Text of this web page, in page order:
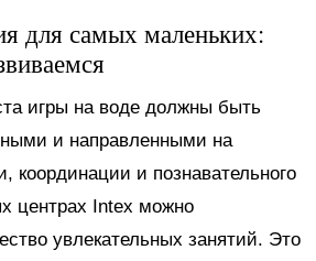
для самых маленьких:
игры на воде должны быть
и направленными на
координации и познавательного
центрах Intex можно
увлекательных занятий. Это